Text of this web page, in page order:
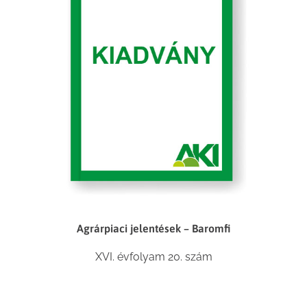
Agrárpiaci jelentések – Baromfi
XVI. évfolyam 20. szám